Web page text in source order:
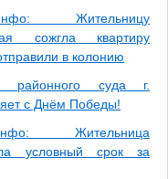
Жительницу
сожгла квартиру
в колонию
районного суда г.
с Днём Победы!
Жительница
условный срок за